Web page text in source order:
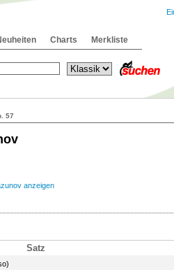
57
anzeigen
Satz
Charts Merkliste